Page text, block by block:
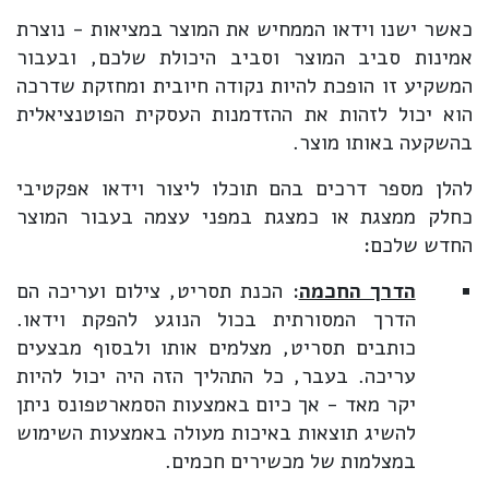
כאשר ישנו וידאו הממחיש את המוצר במציאות - נוצרת
אמינות סביב המוצר וסביב היכולת שלכם, ובעבור
המשקיע זו הופכת להיות נקודה חיובית ומחזקת שדרכה
הוא יכול לזהות את ההזדמנות העסקית הפוטנציאלית
בהשקעה באותו מוצר.
להלן מספר דרכים בהם תוכלו ליצור וידאו אפקטיבי
כחלק ממצגת או כמצגת במפני עצמה בעבור המוצר
החדש שלכם:
הדרך החכמה: הכנת תסריט, צילום ועריכה הם
הדרך המסורתית בכול הנוגע להפקת וידאו.
כותבים תסריט, מצלמים אותו ולבסוף מבצעים
עריכה. בעבר, כל התהליך הזה היה יכול להיות
יקר מאד - אך כיום באמצעות הסמארטפונס ניתן
להשיג תוצאות באיכות מעולה באמצעות השימוש
במצלמות של מכשירים חכמים.